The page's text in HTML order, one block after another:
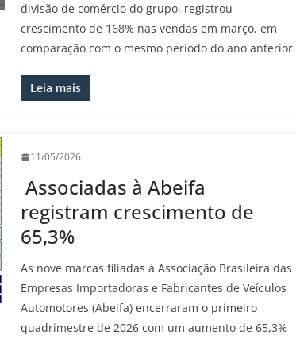
divisão de comércio do grupo, registrou
crescimento de 168% nas vendas em março, em
comparação com o mesmo período do ano anterior
Leia mais
11/05/2026
Associadas à Abeifa
registram crescimento de
65,3%
As nove marcas filiadas à Associação Brasileira das
Empresas Importadoras e Fabricantes de Veículos
Automotores (Abeifa) encerraram o primeiro
quadrimestre de 2026 com um aumento de 65,3%